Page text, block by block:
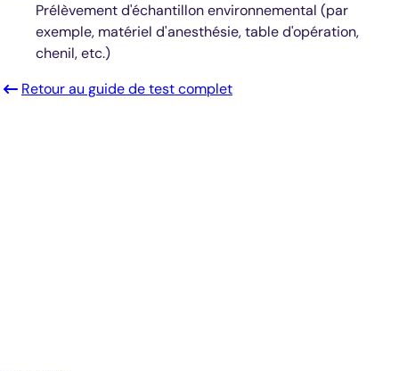
Prélèvement d'échantillon environnemental (par
exemple, matériel d'anesthésie, table d'opération,
chenil, etc.)
Retour au guide de test complet